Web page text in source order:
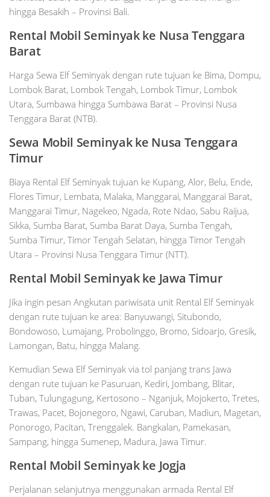
hingga Besakih – Provinsi Bali.
Rental Mobil Seminyakke Nusa Tenggara
Barat
Harga Sewa Elf Seminyak dengan rute tujuan ke Bima, Dompu,
Lombok Barat, Lombok Tengah, Lombok Timur, Lombok
Utara, Sumbawa hingga Sumbawa Barat – Provinsi Nusa
Tenggara Barat (NTB).
Sewa Mobil Seminyakke Nusa Tenggara
Timur
Biaya Rental Elf Seminyak tujuan ke Kupang, Alor, Belu, Ende,
Flores Timur, Lembata, Malaka, Manggarai, Manggarai Barat,
Manggarai Timur, Nagekeo, Ngada, Rote Ndao, Sabu Raijua,
Sikka, Sumba Barat, Sumba Barat Daya, Sumba Tengah,
Sumba Timur, Timor Tengah Selatan, hingga Timor Tengah
Utara – Provinsi Nusa Tenggara Timur (NTT).
Rental Mobil Seminyakke Jawa Timur
Jika ingin pesan Angkutan pariwisata unit Rental Elf Seminyak
dengan rute tujuan ke area: Banyuwangi, Situbondo,
Bondowoso, Lumajang, Probolinggo, Bromo, Sidoarjo, Gresik,
Lamongan, Batu, hingga Malang.
Kemudian Sewa Elf Seminyak via tol panjang trans Jawa
dengan rute tujuan ke Pasuruan, Kediri, Jombang, Blitar,
Tuban, Tulungagung, Kertosono – Nganjuk, Mojokerto, Tretes,
Trawas, Pacet, Bojonegoro, Ngawi, Caruban, Madiun, Magetan,
Ponorogo, Pacitan, Trenggalek. Bangkalan, Pamekasan,
Sampang, hingga Sumenep, Madura, Jawa Timur.
Rental Mobil Seminyakke Jogja
Perjalanan selanjutnya menggunakan armada Rental Elf